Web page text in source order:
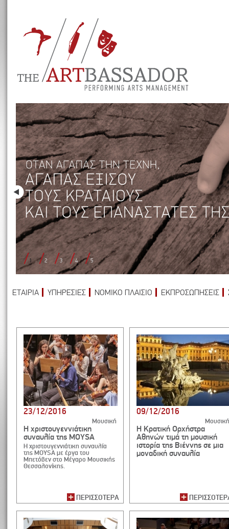
1 2 3 4 5
ΕΤΑΙΡΙΑ ΥΠΗΡΕΣΙΕΣ ΝΟΜΙΚΟ ΠΛΑΙΣΙΟ ΕΚΠΡΟΣΩΠΗΣΕΙΣ
23/12/2016
Μουσική
Η χριστουγεννιάτικη
συναυλία της MOYSA
Η χριστουγεννιάτικη συναυλία
της MOYSA με έργα του
Μπετόβεν στο Μέγαρο Μουσικής
Θεσσαλονίκης.
ΠΕΡΙΣΣΟΤΕΡΑ
09/12/2016
Μουσική
Η Κρατική Ορχήστρα
Αθηνών τιμά τη μουσική
ιστορία της Βιέννης σε μια
μοναδική συναυλία